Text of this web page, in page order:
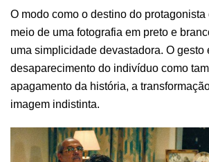
O modo como o destino do
meio de uma fotografia em preto e
uma simplicidade devastadora. O gesto
desaparecimento do indivíduo como
apagamento da história, a
imagem indistinta.